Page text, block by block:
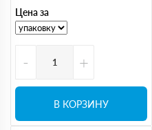
Цена за
- +
В КОРЗИНУ